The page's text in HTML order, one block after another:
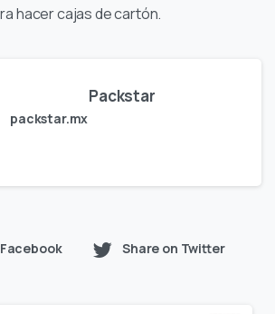
hacer cajas de cartón.
Packstar
packstar.mx
Share on Twitter